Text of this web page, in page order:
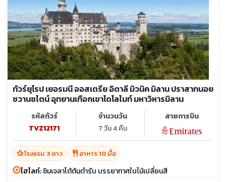
ทัวร์ยุโรป เยอรมนี ออสเตรีย อิตาลี มิวนิค มิลาน ปราสาทนอย
ชวานชไตน์ อุทยานเทือกเขาโดโลไมท์ มหาวิหารมิลาน
รหัสทัวร์
TVZ12171
จำนวนวัน
7 วัน 4 คืน
สายการบิน
hotel_classโรงแรม 3 ดาว restaurant อาหาร 10 มื้อ
ไฮไลท์:ชิมเจลาโต้ต้นตำรับ บรรยากาศใบไม้เปลี่ยนสี